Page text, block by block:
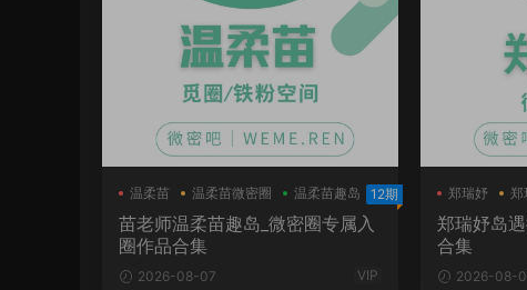
温柔苗 温柔苗微密圈 温柔苗趣岛 12期
苗老师温柔苗趣岛_微密圈专属入
圈作品合集
2026-08-07 VIP
郑瑞妤 郑
郑瑞妤岛
合集
2026-08-